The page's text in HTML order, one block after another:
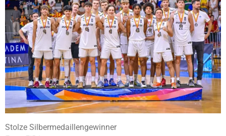
Stolze Silbermedaillengewinner